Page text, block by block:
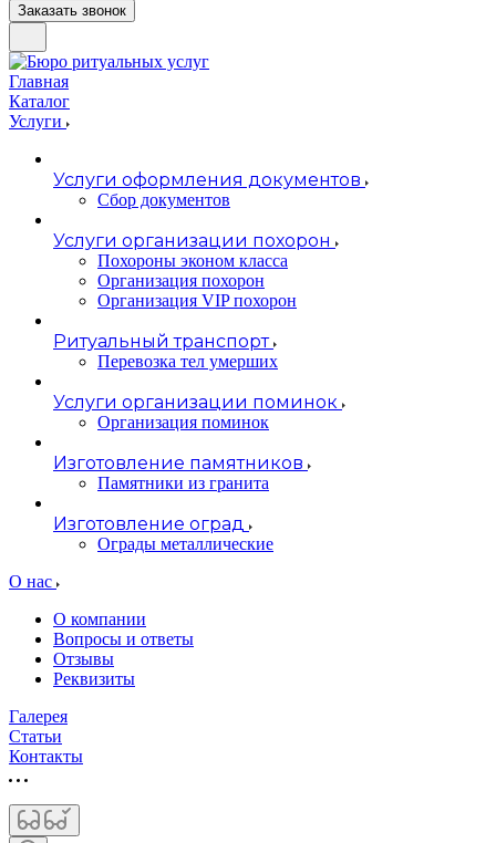
Заказать звонок
Главная
Каталог
Услуги
Услуги оформления документов
Сбор документов
Услуги организации похорон
Похороны эконом класса
Организация похорон
Организация VIP похорон
Ритуальный транспорт
Перевозка тел умерших
Услуги организации поминок
Организация поминок
Изготовление памятников
Памятники из гранита
Изготовление оград
Ограды металлические
О нас
О компании
Вопросы и ответы
Отзывы
Реквизиты
Галерея
Статьи
Контакты